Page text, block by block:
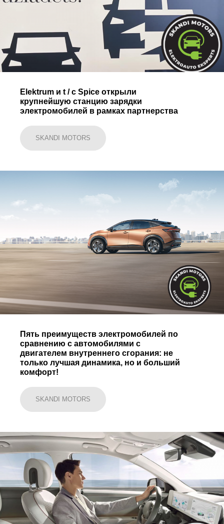
Elektrum и t / c Spice открыли
крупнейшую станцию ​​зарядки
электромобилей в рамках партнерства
SKANDI MOTORS
Пять преимуществ электромобилей по
сравнению с автомобилями с
двигателем внутреннего сгорания: не
только лучшая динамика, но и больший
комфорт!
SKANDI MOTORS